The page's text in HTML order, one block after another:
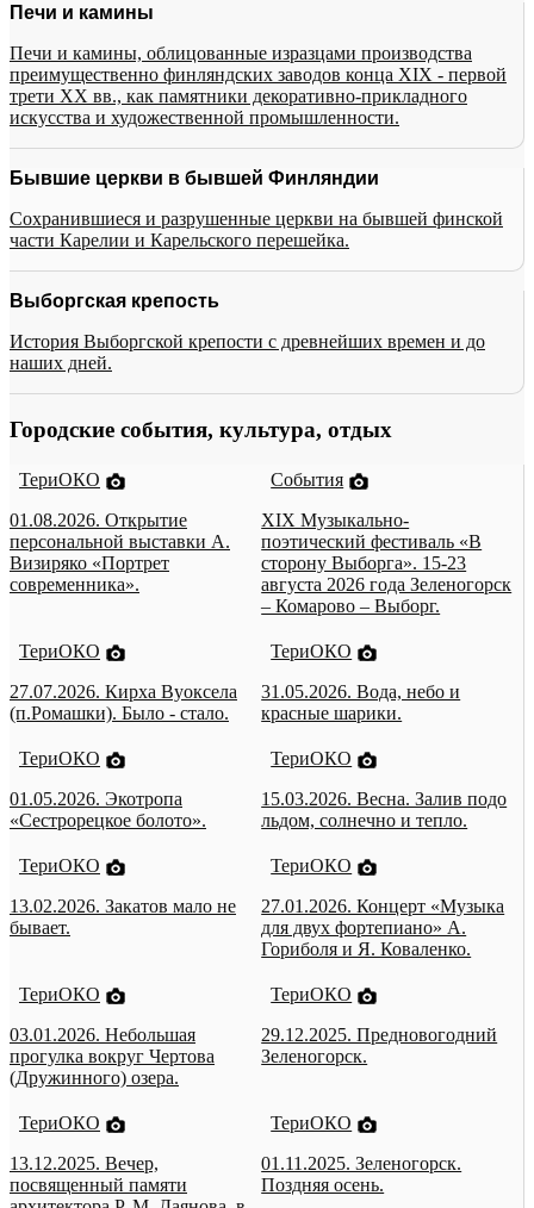
Печи и камины
Печи и камины, облицованные изразцами производства
преимущественно финляндских заводов конца XIX - первой
трети XX вв., как памятники декоративно-прикладного
искусства и художественной промышленности.
Бывшие церкви в бывшей Финляндии
Сохранившиеся и разрушенные церкви на бывшей финской
части Карелии и Карельского перешейка.
Выборгская крепость
История Выборгской крепости с древнейших времен и до
наших дней.
Городские события, культура, отдых
ТериОКО
01.08.2026. Открытие
персональной выставки А.
Визиряко «Портрет
современника».
События
XIX Музыкально-
поэтический фестиваль «В
сторону Выборга». 15-23
августа 2026 года Зеленогорск
– Комарово – Выборг.
ТериОКО
27.07.2026. Кирха Вуоксела
(п.Ромашки). Было - стало.
ТериОКО
31.05.2026. Вода, небо и
красные шарики.
ТериОКО
01.05.2026. Экотропа
«Сестрорецкое болото».
ТериОКО
15.03.2026. Весна. Залив подо
льдом, солнечно и тепло.
ТериОКО
13.02.2026. Закатов мало не
бывает.
ТериОКО
27.01.2026. Концерт «Музыка
для двух фортепиано» А.
Гориболя и Я. Коваленко.
ТериОКО
03.01.2026. Небольшая
прогулка вокруг Чертова
(Дружинного) озера.
ТериОКО
29.12.2025. Предновогодний
Зеленогорск.
ТериОКО
13.12.2025. Вечер,
посвященный памяти
ТериОКО
01.11.2025. Зеленогорск.
Поздняя осень.